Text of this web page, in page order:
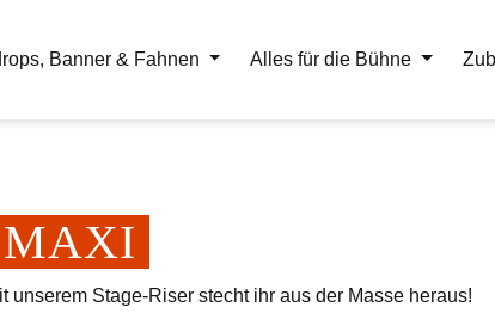
Banner & Fahnen Alles für die Bühne
MAXI
Stage-Riser stecht ihr aus der Masse heraus!